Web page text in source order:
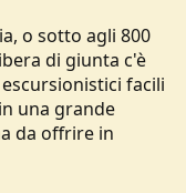
o sotto agli 800
di giunta c'è
facili
una grande
da offrire in